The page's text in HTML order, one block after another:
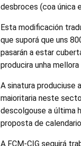
desbroces (coa única
Esta modificación
que suporá que uns
pasarán a estar
producira unha
A sinatura produciuse
maioritaria neste
descolgouse a última
proposta de
A FCM-CIG seguirá